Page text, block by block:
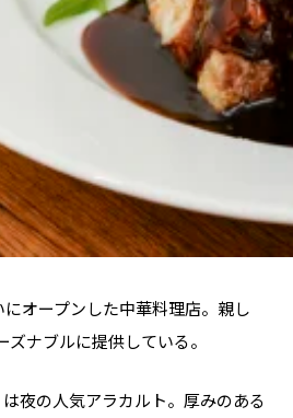
オープンした中華料理店。親し
ナブルに提供している。
は夜の人気アラカルト。厚みのある